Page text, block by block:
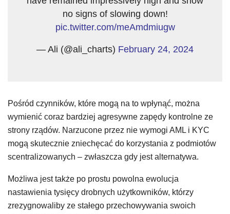
no signs of slowing down!
pic.twitter.com/meAmdmiugw
— Ali (@ali_charts) February 24, 2024
Pośród czynników, które mogą na to wpłynąć, można
wymienić coraz bardziej agresywne zapędy kontrolne ze
strony rządów. Narzucone przez nie wymogi AML i KYC
mogą skutecznie zniechęcać do korzystania z podmiotów
scentralizowanych – zwłaszcza gdy jest alternatywa.
Możliwa jest także po prostu powolna ewolucja
nastawienia tysięcy drobnych użytkowników, którzy
zrezygnowaliby ze stałego przechowywania swoich